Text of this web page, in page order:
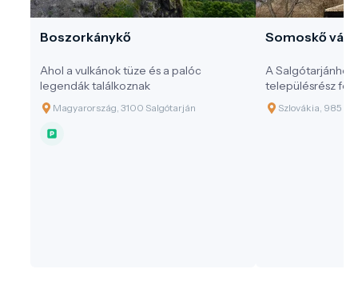
Boszorkánykő
Ahol a vulkánok tüze és a palóc
legendák találkoznak
Magyarország, 3100 Salgótarján
Somoskő vára
A
településrész
kúpon álló
középkori
Szlovákia, 985